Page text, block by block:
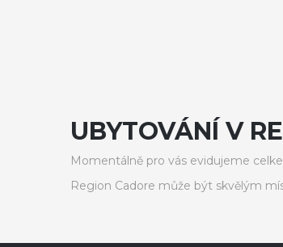
UBYTOVÁNÍ V
Momentálně pro vás evidujeme
Region Cadore může být skvělým